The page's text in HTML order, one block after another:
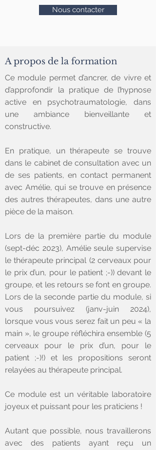
Nous contacter
A propos de la formation
Ce module permet d’ancrer, de vivre et
d’approfondir la pratique de l’hypnose
active en psychotraumatologie, dans
une ambiance bienveillante et
constructive.
En pratique, un thérapeute se trouve
dans le cabinet de consultation avec un
de ses patients, en contact permanent
avec Amélie, qui se trouve en présence
des autres thérapeutes, dans une autre
pièce de la maison.
Lors de la première partie du module
(sept-déc 2023), Amélie seule supervise
le thérapeute principal (2 cerveaux pour
le prix d’un, pour le patient ;-)) devant le
groupe, et les retours se font en groupe.
Lors de la seconde partie du module, si
vous poursuivez (janv-juin 2024),
lorsque vous vous serez fait un peu « la
main », le groupe réfléchira ensemble (5
cerveaux pour le prix d’un, pour le
patient ;-)!) et les propositions seront
relayées au thérapeute principal.
Ce module est un véritable laboratoire
joyeux et puissant pour les praticiens !
Autant que possible, nous travaillerons
avec des patients ayant reçu un